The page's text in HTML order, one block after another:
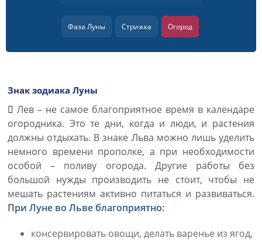
Фаза Луны Стрижка Огород
Знак зодиака Луны
Лев – не самое благоприятное время в календаре
огородника. Это те дни, когда и люди, и растения
должны отдыхать. В знаке Льва можно лишь уделить
немного времени прополке, а при необходимости
особой – поливу огорода. Другие работы без
большой нужды производить не стоит, чтобы не
мешать растениям активно питаться и развиваться.
При Луне во Льве благоприятно:
консервировать овощи, делать варенье из ягод,